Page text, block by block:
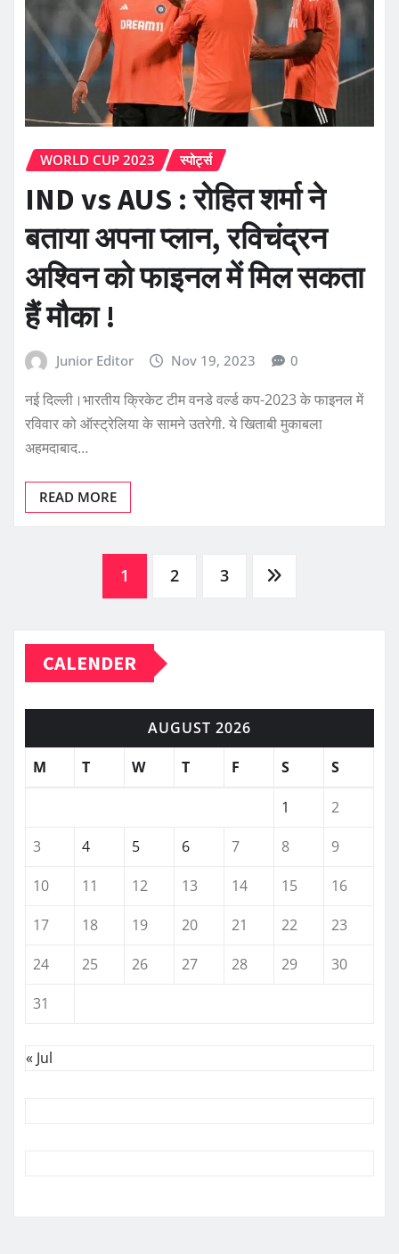
WORLD CUP 2023 स्पोर्ट्स
IND vs AUS : रोहित शर्मा ने
बताया अपना प्लान, रविचंद्रन
अश्विन को फाइनल में मिल सकता
हैं मौका !
Junior Editor Nov 19, 2023 0
नई दिल्ली।भारतीय क्रिकेट टीम वनडे वर्ल्ड कप-2023 के फाइनल में
रविवार को ऑस्ट्रेलिया के सामने उतरेगी. ये खिताबी मुकाबला
अहमदाबाद…
READ MORE
pagination
1 2 3
CALENDER
AUGUST 2026
M
T W T F S S
1
2
3
4 5 6 7 8
9
10
11 12 13 14 15
16
17
18 19 20 21 22
23
24
25 26 27 28 29
30
31
« Jul